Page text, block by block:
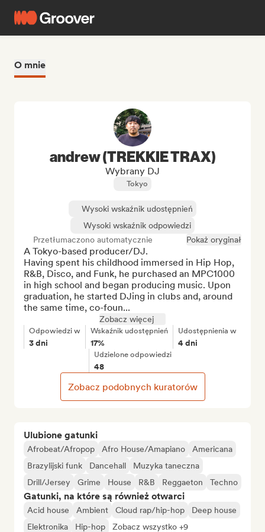
O mnie
Ulubione gatunki
Afrobeat/Afropop Afro House/Amapiano
Americana
Brazylijski funk
Dancehall
Muzyka taneczna
Drill/Jersey
Grime House R&B Reggaeton Techno
Gatunki, na które są również otwarci
Acid house Ambient Cloud rap/hip-hop
Deep house
Elektronika
Hip-hop Zobacz wszystko +9
andrew (TREKKIE TRAX)
Wybrany DJ
Tokyo
Wysoki wskaźnik udostępnień
Wysoki wskaźnik odpowiedzi
Przetłumaczono automatycznie
Pokaż oryginał
A Tokyo-based producer/DJ.
Having spent his childhood immersed in Hip Hop,
R&B, Disco, and Funk, he purchased an MPC1000
in high school and began producing music. Upon
graduation, he started DJing in clubs and, around
the same time, co-foun...
Zobacz więcej
Odpowiedzi w
3 dni
Wskaźnik udostępnień
17%
Udostępnienia w
4 dni
Udzielone odpowiedzi
48
Zobacz podobnych kuratorów